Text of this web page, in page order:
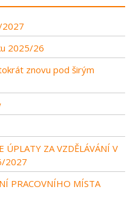
2027
2025/26
znovu pod širým
ÚPLATY ZA VZDĚLÁVÁNÍ V
2027
PRACOVNÍHO MÍSTA